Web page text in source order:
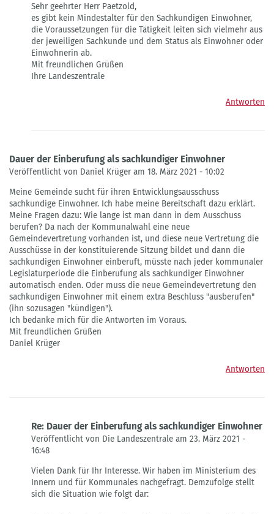
auf
Mindestalter
für
Sachkundige
Einwohner
(sk
Ew)
Sehr geehrter Herr Paetzold,
es gibt kein Mindestalter für den Sachkundigen Einwohner,
die Voraussetzungen für die Tätigkeit leiten sich vielmehr aus
der jeweiligen Sachkunde und dem Status als Einwohner oder
Einwohnerin ab.
Mit freundlichen Grüßen
Ihre Landeszentrale
Antworten
Dauer der Einberufung als sachkundiger Einwohner
Veröffentlicht von Daniel Krüger am 18. März 2021 - 10:02
Meine Gemeinde sucht für ihren Entwicklungsausschuss
sachkundige Einwohner. Ich habe meine Bereitschaft dazu erklärt.
Meine Fragen dazu: Wie lange ist man dann in dem Ausschuss
berufen? Da nach der Kommunalwahl eine neue
Gemeindevertretung vorhanden ist, und diese neue Vertretung die
Ausschüsse in der konstituierende Sitzung bildet und dann die
sachkundigen Einwohner einberuft, müsste nach jeder kommunaler
Legislaturperiode die Einberufung als sachkundiger Einwohner
automatisch enden. Oder muss die neue Gemeindevertretung den
sachkundigen Einwohner mit einem extra Beschluss "ausberufen"
(ihn sozusagen "kündigen").
Ich bedanke mich für die Antworten im Voraus.
Mit freundlichen Grüßen
Daniel Krüger
Antworten
Re: Dauer der Einberufung als sachkundiger Einwohner
Veröffentlicht von Die Landeszentrale am 23. März 2021 -
16:48
auf
Dauer
der
Vielen Dank für Ihr Interesse. Wir haben im Ministerium des
Innern und für Kommunales nachgefragt. Demzufolge stellt
sich die Situation wie folgt dar: